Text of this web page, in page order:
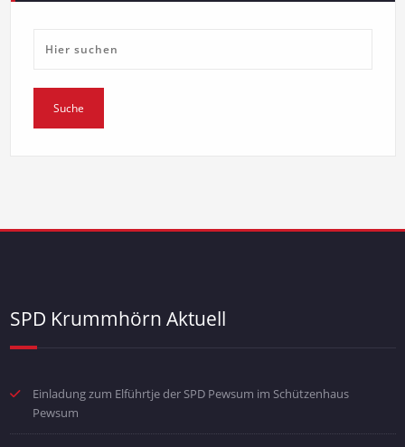
SPD Krummhörn Aktuell
Einladung zum Elführtje der SPD Pewsum im Schützenhaus
Pewsum